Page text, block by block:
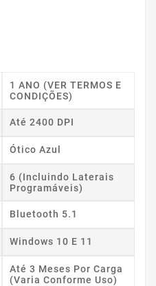
1 ANO (VER TERMOS E
CONDIÇÕES)
Até 2400 DPI
Ótico Azul
6 (incluindo Laterais
Programáveis)
Bluetooth 5.1
Windows 10 E 11
Até 3 Meses Por Carga
(varia Conforme Uso)